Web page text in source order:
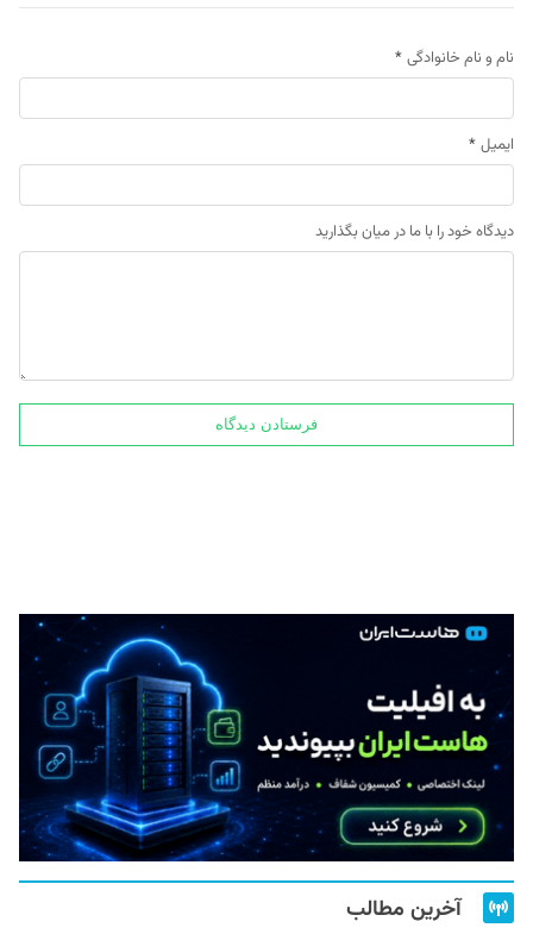
نام و نام خانوادگی *
ایمیل *
دیدگاه خود را با ما در میان بگذارید
آخرین مطالب